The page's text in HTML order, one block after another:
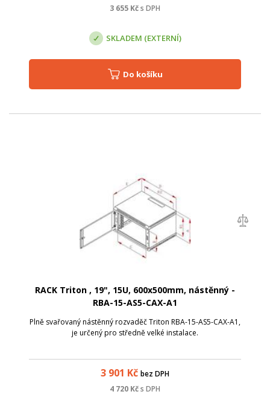
3 655 Kčs DPH
SKLADEM (EXTERNÍ)
Do košíku
RACK Triton , 19", 15U, 600x500mm, nástěnný -
RBA-15-AS5-CAX-A1
Plně svařovaný nástěnný rozvaděč Triton RBA-15-AS5-CAX-A1,
je určený pro středně velké instalace.
3 901 Kč bez DPH
4 720 Kčs DPH